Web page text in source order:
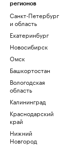
регионов
Санкт-Петербург
и область
Екатеринбург
Новосибирск
Омск
Башкортостан
Вологодская
область
Калининград
Краснодарский
край
Нижний
Новгород